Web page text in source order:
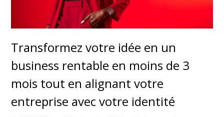
Transformez votre idée en un
business rentable en moins de 3
mois tout en alignant votre
entreprise avec votre identité